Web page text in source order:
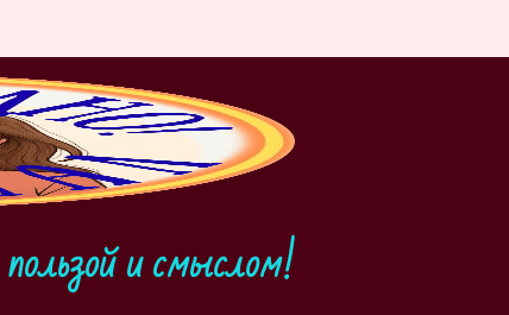
и смыслом!